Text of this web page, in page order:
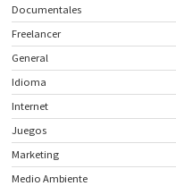
Documentales
Freelancer
General
Idioma
Internet
Juegos
Marketing
Medio Ambiente